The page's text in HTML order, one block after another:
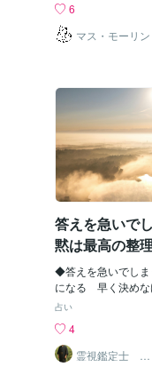
く過ごせるはずです
的・進歩主義的考え
如何ともし難い「
とを自覚させられ
ール・ルネッサンス
スト教神学におい
から「新正統主義
が生じます。奇し
であるマルクス主
中にレーニンのロ
化しており、第一
機になったことが
ト教思想史の4つの
は、イエス教からキ
たパウロ（パウロ教
を確立したアウグ
ズム）、近代民主
原点ともなったル
を根本からひっくり
ル（実存主義）の4
キリスト教の変遷
6
マス・モーリン
答えを急いで
黙は最高の整
◆答えを急いでし
になる 早く決めな
ない。そう思うほ
ぜかはっきりしない
なのは新しい情報
止めることだ。◆
占い
4
霊視鑑定士 神
凪